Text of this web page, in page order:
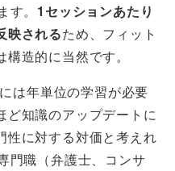
。 1セッションあたり
映されるため、フィット
造的に当然です。
は年単位の学習が必要
ど知識のアップデートに
性に対する対価と考えれ
門職（弁護士、コンサ